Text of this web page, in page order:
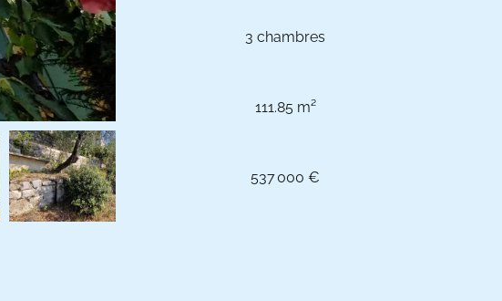
3 chambres
111.85 m²
537 000 €